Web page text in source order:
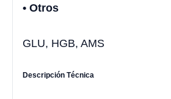
• Otros
GLU, HGB, AMS
Descripción Técnica